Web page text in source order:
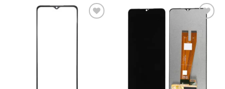
Добавить
в
Избранное